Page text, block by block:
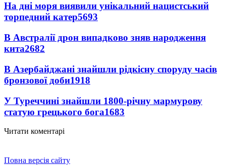
На дні моря виявили унікальний нацистський
торпедний катер5693
В Австралії дрон випадково зняв народження
кита2682
В Азербайджані знайшли рідкісну споруду часів
бронзової доби1918
У Туреччині знайшли 1800-річну мармурову
статую грецького бога1683
Читати коментарі
Повна версія сайту